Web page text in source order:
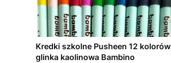
Kredki szkolne Pusheen 12 kolorów
glinka kaolinowa Bambino